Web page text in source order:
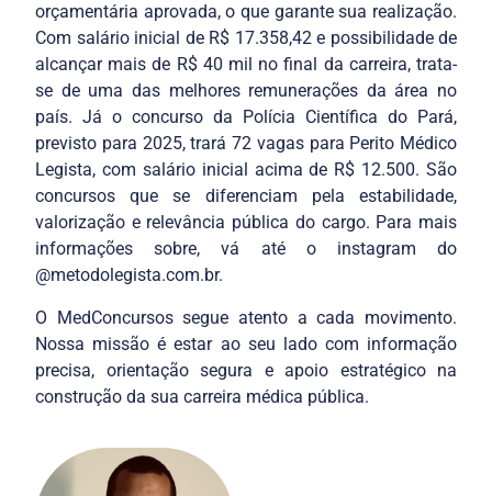
orçamentária aprovada, o que garante sua realização.
Com salário inicial de R$ 17.358,42 e possibilidade de
alcançar mais de R$ 40 mil no final da carreira, trata-
se de uma das melhores remunerações da área no
país. Já o concurso da Polícia Científica do Pará,
previsto para 2025, trará 72 vagas para Perito Médico
Legista, com salário inicial acima de R$ 12.500. São
concursos que se diferenciam pela estabilidade,
valorização e relevância pública do cargo. Para mais
informações sobre, vá até o instagram do
@metodolegista.com.br.
O MedConcursos segue atento a cada movimento.
Nossa missão é estar ao seu lado com informação
precisa, orientação segura e apoio estratégico na
construção da sua carreira médica pública.